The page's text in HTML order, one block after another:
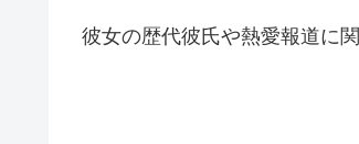
彼女の歴代彼氏や熱愛報道に